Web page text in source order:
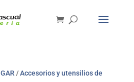
/Accesorios y utensilios de